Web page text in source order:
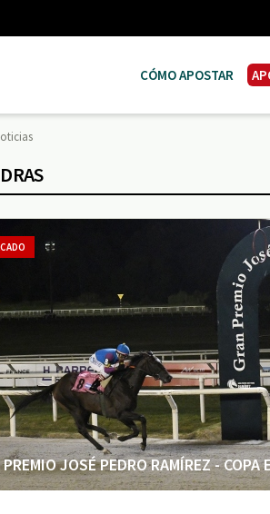
CÓMO APOSTAR
JOSÉ PEDRO RAMÍREZ - COPA